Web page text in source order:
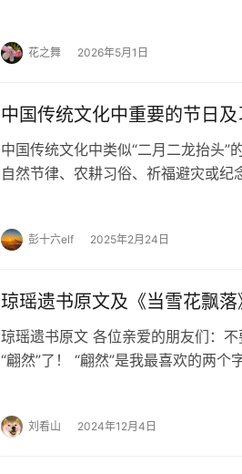
花之舞 2026年5月1日
中国传统文化中重要的节日
中国传统文化中类似“二月二龙抬头”
自然节律、农耕习俗、祈福避灾或
彭十六elf 2025年2月24日
琼瑶遗书原文及《当雪花飘
琼瑶遗书原文 各位亲爱的朋友们：
“翩然”了！ “翩然”是我最喜欢的两个
刘看山 2024年12月4日